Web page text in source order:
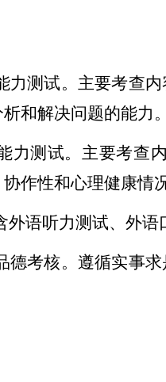
力测试。主要考查
和解决问题的能力。
力测试。主要考查
作性和心理健康情
外语听力测试、外语
德考核。遵循实事